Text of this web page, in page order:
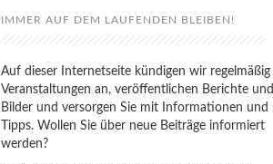
IMMER AUF DEM LAUFENDEN BLEIBEN!
Auf dieser Internetseite kündigen wir regelmäßig
Veranstaltungen an, veröffentlichen Berichte und
Bilder und versorgen Sie mit Informationen und
Tipps. Wollen Sie über neue Beiträge informiert
werden?